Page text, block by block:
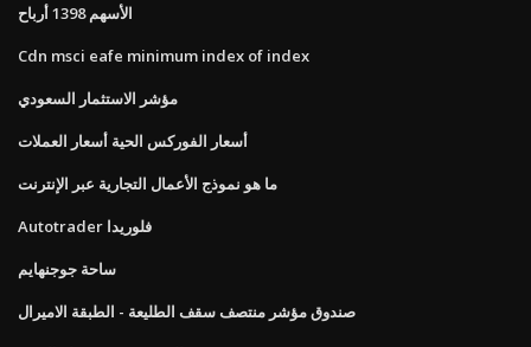
الأسهم 1398 أرباح
Cdn msci eafe minimum index of index
مؤشر الاستثمار السعودي
أسعار الفوركس الحية أسعار العملات
ما هو نموذج الأعمال التجارية عبر الإنترنت
Autotrader فلوريدا
ساحة جوجنهايم
صندوق مؤشر منتصف سقف الطليعة - الطبقة الاميرال